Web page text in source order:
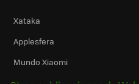
Xataka
Applesfera
Mundo Xiaomi